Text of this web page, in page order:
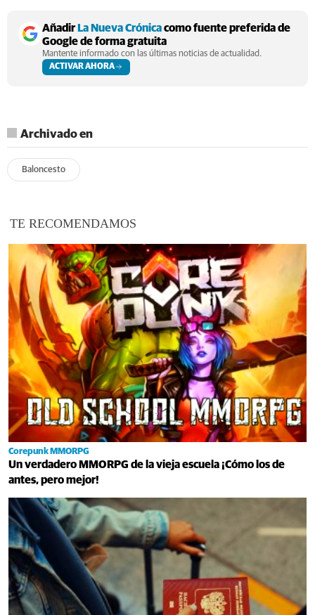
AñadirLa Nueva Crónicacomo fuente preferida de
Google de forma gratuita
Mantente informado con las últimas noticias de actualidad.
ACTIVAR AHORA
Archivado en
Baloncesto
TE RECOMENDAMOS
Corepunk MMORPG
Un verdadero MMORPG de la vieja escuela ¡Cómo los de
antes, pero mejor!